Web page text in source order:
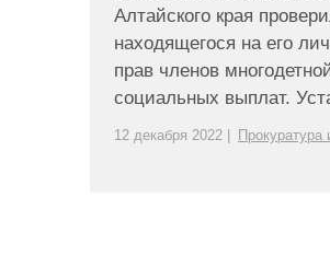
Алтайского края
находящегося на его
прав членов
социальных выплат.
12 декабря 2022 |